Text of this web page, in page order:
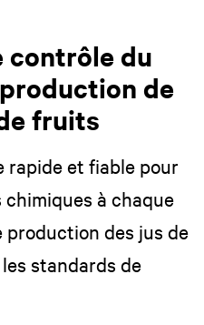
contrôle du
de
fruits
rapide et fiable pour
à chaque
production des jus de
standards de